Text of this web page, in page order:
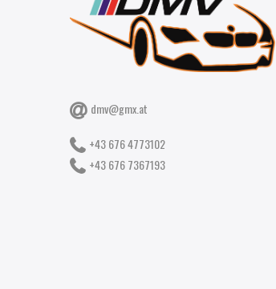
dmv@gmx.at
+43 676 4773102
+43 676 7367193